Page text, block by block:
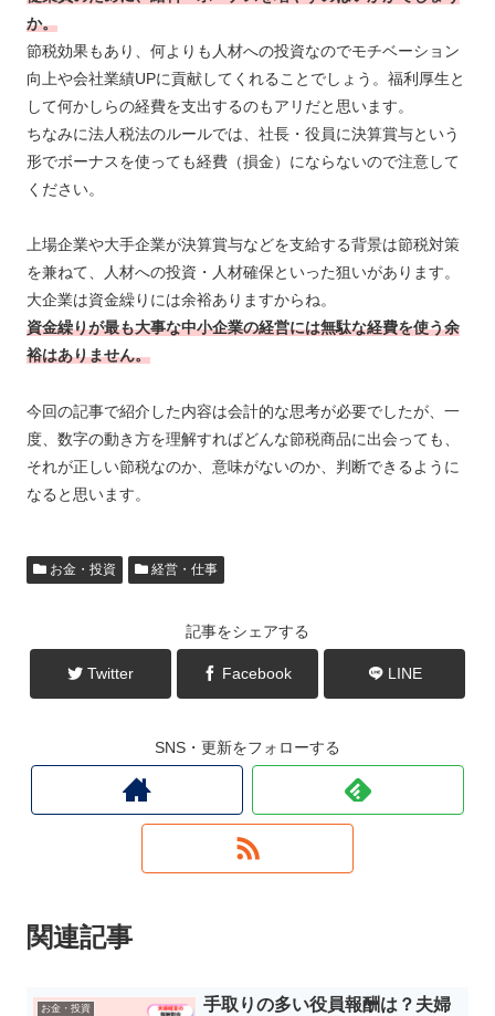
か。
節税効果もあり、何よりも人材への投資なのでモチベーション
向上や会社業績UPに貢献してくれることでしょう。福利厚生と
して何かしらの経費を支出するのもアリだと思います。
ちなみに法人税法のルールでは、社長・役員に決算賞与という
形でボーナスを使っても経費（損金）にならないので注意して
ください。
上場企業や大手企業が決算賞与などを支給する背景は節税対策
を兼ねて、人材への投資・人材確保といった狙いがあります。
大企業は資金繰りには余裕ありますからね。
資金繰りが最も大事な中小企業の経営には無駄な経費を使う余
裕はありません。
今回の記事で紹介した内容は会計的な思考が必要でしたが、一
度、数字の動き方を理解すればどんな節税商品に出会っても、
それが正しい節税なのか、意味がないのか、判断できるように
なると思います。
お金・投資 経営・仕事
記事をシェアする
Twitter Facebook LINE
SNS・更新をフォローする
関連記事
お金・投資
手取りの多い役員報酬は？夫婦